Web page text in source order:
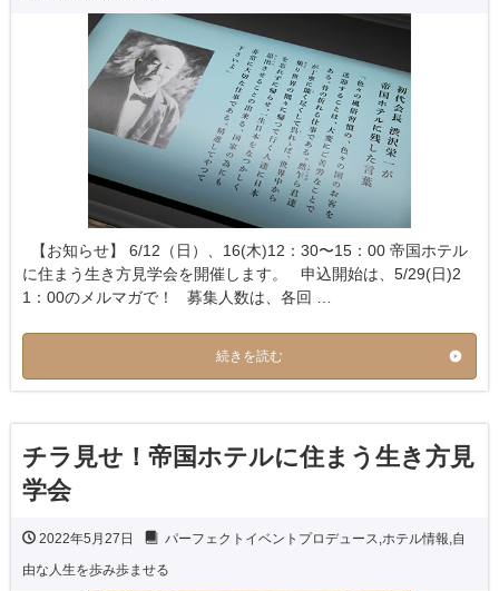
【お知らせ】 6/12（日）、16(木)12：30〜15：00 帝国ホテル
に住まう生き方見学会を開催します。 申込開始は、5/29(日)2
1：00のメルマガで！ 募集人数は、各回 …
続きを読む
チラ見せ！帝国ホテルに住まう生き方見
学会
2022年5月27日 パーフェクトイベントプロデュース,ホテル情報,自
由な人生を歩み歩ませる